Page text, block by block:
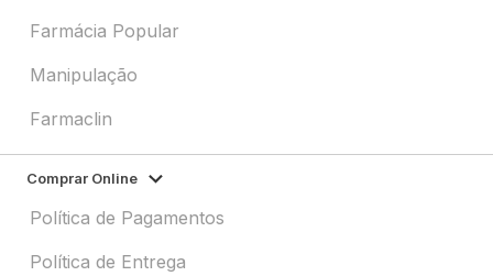
Farmácia Popular
Manipulação
Farmaclin
Comprar Online
Política de Pagamentos
Política de Entrega